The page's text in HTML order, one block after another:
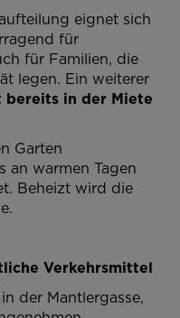
eignet sich
für
für Familien, die
legen. Ein weiterer
bereits in der Miete
Garten
an warmen Tagen
Beheizt wird die
Verkehrsmittel
der Mantlergasse,